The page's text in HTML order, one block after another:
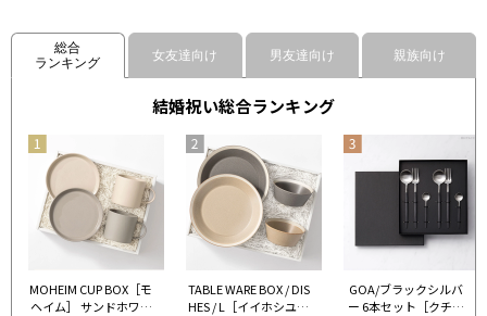
総合
ランキング
女友達向け 男友達向け 親族向け
結婚祝い総合ランキング
MOHEIM CUP BOX［モ
ヘイム］ サンドホワイ
TABLE WARE BOX / DIS
HES / L［イイホシユミ
GOA/ブラックシルバ
ー 6本セット［クチポ